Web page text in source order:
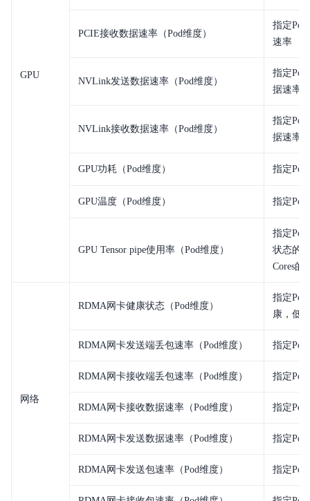
GPU
PCIE接收数据速率（Pod维度）
指定
速率
NVLink发送数据速率（Pod维度）
指定
据速率
NVLink接收数据速率（Pod维度）
指定
据速率
GPU功耗（Pod维度） 指定
GPU温度（Pod维度） 指定
GPU Tensor pipe使用率（Pod维度）
指定Pod
状态的
Cores的
网络
RDMA网卡健康状态（Pod维度）
指定
康，低
RDMA网卡发送端丢包速率（Pod维度） 指定
RDMA网卡接收端丢包速率（Pod维度） 指定
RDMA网卡接收数据速率（Pod维度） 指定
RDMA网卡发送数据速率（Pod维度） 指定
RDMA网卡发送包速率（Pod维度） 指定